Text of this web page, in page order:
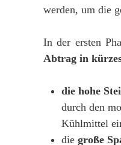
werden, um die
In der ersten
Abtrag in
die hohe
durch den
Kühlmittel
die große